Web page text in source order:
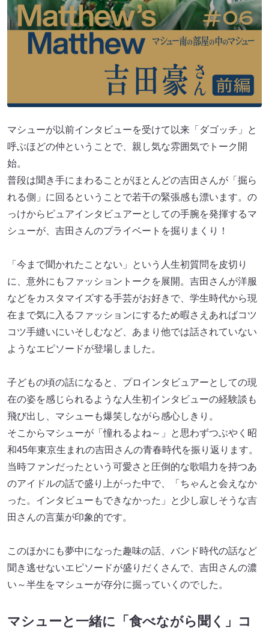
マシューが以前インタビューを受けて以来「ダゴッチ」と
呼ぶほどの仲ということで、親し気な雰囲気でトーク開
始。
普段は聞き手にまわることがほとんどの吉田さんが「掘ら
れる側」に回るということで若干の緊張感も漂います。の
っけからピュアインタビュアーとしての手腕を発揮するマ
シューが、吉田さんのプライベートを掘りまくり！
「今まで聞かれたことない」という人生初質問を皮切り
に、意外にもファッショントークを展開。吉田さんが洋服
などをカスタマイズする手芸がお好きで、学生時代から現
在まで気に入るファッションにするため暇さえあればコツ
コツ手縫いにいそしむなど、あまり他では話されていない
ようなエピソードが登場しました。
子どもの頃の話になると、プロインタビュアーとしての現
在の姿を感じられるような人生初インタビューの経験談も
飛び出し、マシューも爆笑しながら感心しきり。
そこからマシューが「憧れるよね～」と思わずつぶやく昭
和45年東京生まれの吉田さんの青春時代を振り返ります。
当時ファンだったという可愛さと圧倒的な歌唱力を持つあ
のアイドルの話で盛り上がった中で、「ちゃんと会えなか
った。インタビューもできなかった」と少し寂しそうな吉
田さんの言葉が印象的です。
このほかにも夢中になった趣味の話、バンド時代の話など
聞き逃せないエピソードが盛りだくさんで、吉田さんの濃
い～半生をマシューが存分に掘っていくのでした。
マシューと一緒に「食べながら聞く」コ